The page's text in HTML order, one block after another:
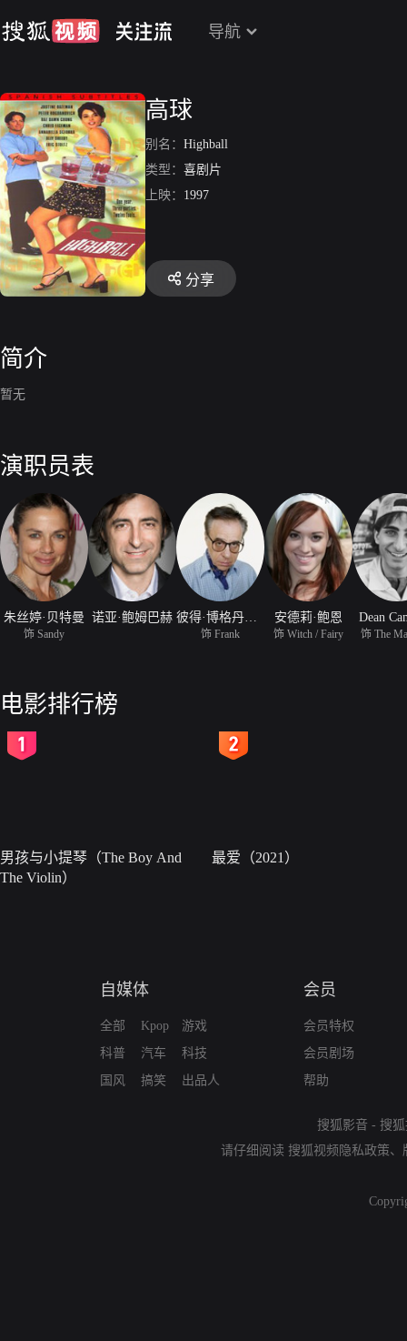
导航
高球
别名： Highball
类型： 喜剧片
上映： 1997
分享
简介
暂无
演职员表
朱丝婷·贝特曼
饰 Sandy
诺亚·鲍姆巴赫
饰 Frank
安德莉·鲍恩
饰 Witch / Fairy
Dean
饰 The
电影排行榜
男孩与小提琴（The Boy And
The Violin）
最爱（2021）
自媒体
全部
科普
国风
Kpop
汽车
搞笑
游戏
科技
出品人
会员
会员特权
会员剧场
帮助
搜狐影音 - 搜
请仔细阅读 搜狐视频隐私政策、